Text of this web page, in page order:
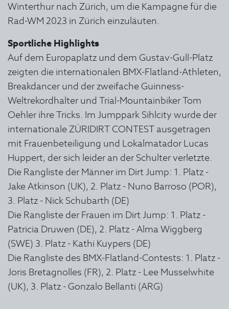
Winterthur nach Zürich, um die Kampagne für die
Rad-WM 2023 in Zürich einzuläuten.
Sportliche Highlights
Auf dem Europaplatz und dem Gustav-Gull-Platz
zeigten die internationalen BMX-Flatland-Athleten,
Breakdancer und der zweifache Guinness-
Weltrekordhalter und Trial-Mountainbiker Tom
Oehler ihre Tricks. Im Jumppark Sihlcity wurde der
internationale ZÜRIDIRT CONTEST ausgetragen
mit Frauenbeteiligung und Lokalmatador Lucas
Huppert, der sich leider an der Schulter verletzte.
Die Rangliste der Männer im Dirt Jump: 1. Platz -
Jake Atkinson (UK), 2. Platz - Nuno Barroso (POR),
3. Platz - Nick Schubarth (DE)
Die Rangliste der Frauen im Dirt Jump: 1. Platz -
Patricia Druwen (DE), 2. Platz - Alma Wiggberg
(SWE) 3. Platz - Kathi Kuypers (DE)
Die Rangliste des BMX-Flatland-Contests: 1. Platz -
Joris Bretagnolles (FR), 2. Platz - Lee Musselwhite
(UK), 3. Platz - Gonzalo Bellanti (ARG)